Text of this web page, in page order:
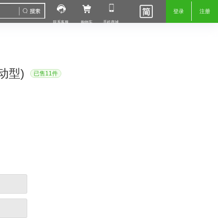
联系客服 购物车 手机商城
登录 注册
型) 已售11件